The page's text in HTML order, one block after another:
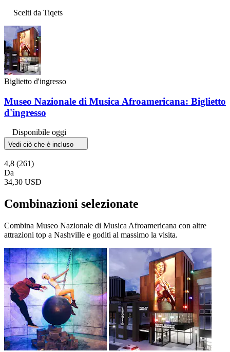
Scelti da Tiqets
Biglietto d'ingresso
Museo Nazionale di Musica Afroamericana: Biglietto
d'ingresso
Disponibile oggi
Vedi ciò che è incluso
4,8 (261)
Da
34,30 USD
Combinazioni selezionate
Combina Museo Nazionale di Musica Afroamericana con altre
attrazioni top a Nashville e goditi al massimo la visita.